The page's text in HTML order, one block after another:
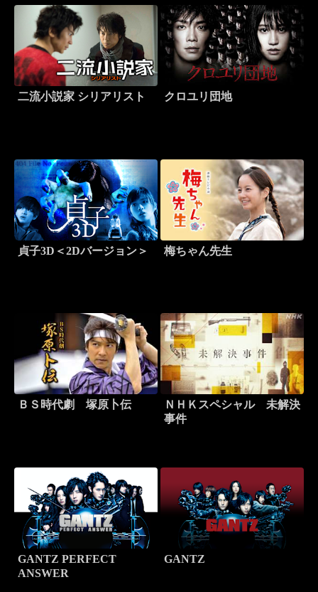
二流小説家 シリアリスト クロユリ団地
貞子3D＜2Dバージョン＞ 梅ちゃん先生
ＢＳ時代劇 塚原卜伝
ＮＨＫスペシャル 未解決
事件
GANTZ PERFECT
ANSWER
GANTZ